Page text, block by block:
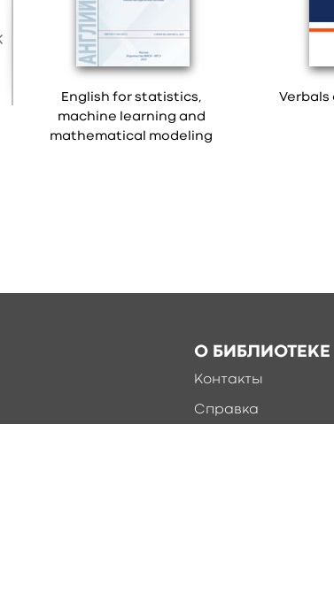
English for statistics,
machine learning and
mathematical modeling
Verbals
О БИБЛИОТЕКЕ
Контакты
Справка